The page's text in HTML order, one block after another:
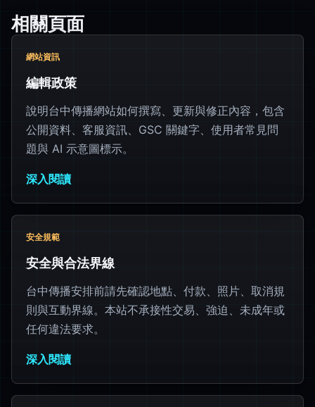
相關頁面
網站資訊
編輯政策
說明台中傳播網站如何撰寫、更新與修正內容，包含
公開資料、客服資訊、GSC 關鍵字、使用者常見問
題與 AI 示意圖標示。
深入閱讀
安全規範
安全與合法界線
台中傳播安排前請先確認地點、付款、照片、取消規
則與互動界線。本站不承接性交易、強迫、未成年或
任何違法要求。
深入閱讀